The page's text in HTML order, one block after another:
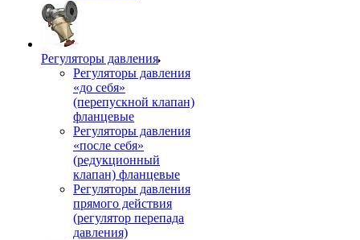
Регуляторы давления
Регуляторы давления
«до себя»
(перепускной клапан)
фланцевые
Регуляторы давления
«после себя»
(редукционный
клапан) фланцевые
Регуляторы давления
прямого действия
(регулятор перепада
давления)